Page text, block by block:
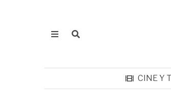
CINE Y